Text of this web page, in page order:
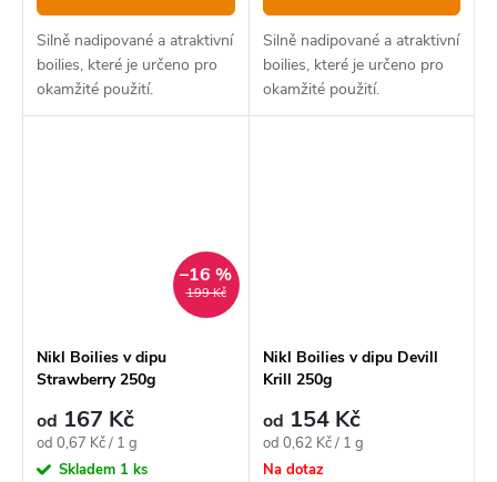
Silně nadipované a atraktivní
boilies, které je určeno pro
okamžité použití.
Silně nadipované a atraktivní
boilies, které je určeno pro
okamžité použití.
199 Kč
–16 %
Nikl Boilies v dipu
Strawberry 250g
od 167 Kč
Měrná
cena:
od 0,67 Kč / 1 g
Skladem 1 ks
Nikl Boilies v dipu Devill
Krill 250g
od 154 Kč
Měrná
cena:
od 0,62 Kč / 1 g
Na dotaz